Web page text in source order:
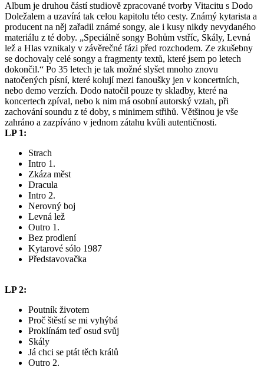
Album je druhou částí studiově zpracované tvorby Vitacitu s Dodo
Doležalem a uzavírá tak celou kapitolu této cesty. Známý kytarista a
producent na něj zařadil známé songy, ale i kusy nikdy nevydaného
materiálu z té doby. „Speciálně songy Bohům vstříc, Skály, Levná
lež a Hlas vznikaly v závěrečné fázi před rozchodem. Ze zkušebny
se dochovaly celé songy a fragmenty textů, které jsem po letech
dokončil.“ Po 35 letech je tak možné slyšet mnoho znovu
natočených písní, které kolují mezi fanoušky jen v koncertních,
nebo demo verzích. Dodo natočil pouze ty skladby, které na
koncertech zpíval, nebo k nim má osobní autorský vztah, při
zachování soundu z té doby, s minimem střihů. Většinou je vše
zahráno a zazpíváno v jednom zátahu kvůli autentičnosti.
LP 1:
Strach
Intro 1.
Zkáza měst
Dracula
Intro 2.
Nerovný boj
Levná lež
Outro 1.
Bez prodlení
Kytarové sólo 1987
Představovačka
LP 2:
Poutník životem
Proč štěstí se mi vyhýbá
Proklínám teď osud svůj
Skály
Já chci se ptát těch králů
Outro 2.